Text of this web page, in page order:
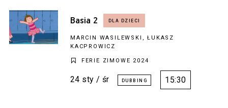
Basia 2
MARCIN WASILEWSKI, ŁUKASZ
KACPROWICZ
FERIE ZIMOWE 2024
24 sty / śr 15:30